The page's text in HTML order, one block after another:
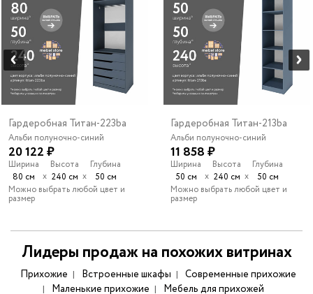
Гардеробная Титан-223ba
Альби полуночно-синий
20 122 ₽
Ширина
80 см
х
Высота
240 см х
Глубина
50 см
Можно выбрать любой цвет и
размер
Гардеробная Титан-213ba
Альби полуночно-синий
11 858 ₽
Ширина
50 см
х
Высота
240 см х
Глубина
50 см
Можно выбрать любой цвет и
размер
Лидеры продаж на похожих витринах
Прихожие Встроенные шкафы
Современные прихожие
Маленькие прихожие
Мебель для прихожей